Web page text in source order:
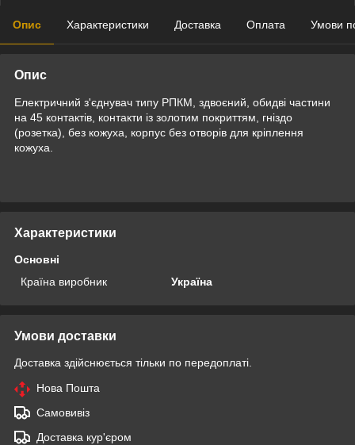
Опис Характеристики Доставка Оплата Умови
Опис
Електричний з'єднувач типу РПКМ, здвоєний, обидві частини
на 45 контактів, контакти із золотим покриттям, гніздо
(розетка), без кожуха, корпус без отворів для кріплення
кожуха.
Характеристики
Основні
Країна виробник
Україна
Умови доставки
Доставка здійснюється тільки по передоплаті.
Нова Пошта
Самовивіз
Доставка кур'єром